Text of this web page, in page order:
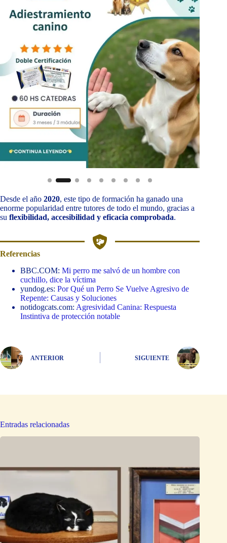
Desde el año 2020, este tipo de formación ha ganado una
enorme popularidad entre tutores de todo el mundo, gracias a
su flexibilidad, accesibilidad y eficacia comprobada.
Referencias
BBC.COM: Mi perro me salvó de un hombre con
cuchillo, dice la víctima
yundog.es: Por Qué un Perro Se Vuelve Agresivo de
Repente: Causas y Soluciones
notidogcats.com: Agresividad Canina: Respuesta
Instintiva de protección notable
ANTERIOR SIGUIENTE
Entradas relacionadas